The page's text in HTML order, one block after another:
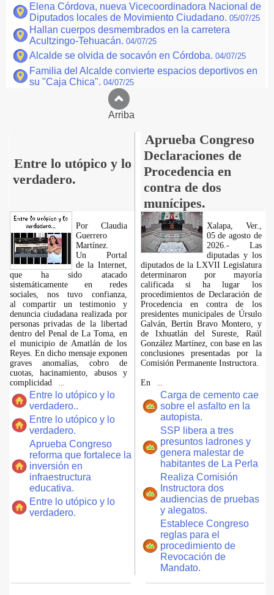
Elena Córdova, nueva Vicecoordinadora Nacional de
Diputados locales de Movimiento Ciudadano. 05/07/25
Hallan cuerpos desmembrados en la carretera
Acultzingo-Tehuacán. 04/07/25
Alcalde se olvida de socavón en Córdoba. 04/07/25
Familia del Alcalde convierte espacios deportivos en
su "Caja Chica". 04/07/25
Arriba
Entre lo utópico y lo
verdadero.
Aprueba Congreso
Declaraciones de
Procedencia en
contra de dos
munícipes.
Por Claudia
Guerrero
Martínez.
​Un Portal
de la Internet,
que ha sido atacado
sistemáticamente en redes
sociales, nos tuvo confianza,
al compartir un testimonio y
denuncia ciudadana realizada por
personas privadas de la libertad
dentro del Penal de La Toma, en
el municipio de Amatlán de los
Reyes. En dicho mensaje exponen
graves anomalías, cobro de
cuotas, hacinamiento, abusos y
complicidad
Entre lo utópico y lo
verdadero..
Entre lo utópico y lo
verdadero.
Aprueba Congreso
reforma que fortalece la
inversión en
infraestructura
educativa.
Entre lo utópico y lo
verdadero.
Xalapa, Ver.,
05 de agosto de
2026.- Las
diputadas y los
diputados de la LXVII Legislatura
determinaron por mayoría
calificada si ha lugar los
procedimientos de Declaración de
Procedencia en contra de los
presidentes municipales de Úrsulo
Galván, Bertín Bravo Montero, y
de Ixhuatlán del Sureste, Raúl
González Martínez, con base en las
conclusiones presentadas por la
Comisión Permanente Instructora.
En
Carga de cemento cae
sobre el asfalto en la
autopista.
SSP libera a tres
presuntos ladrones y
genera malestar de
habitantes de La Perla
Realiza Comisión
Instructora dos
audiencias de pruebas
y alegatos.
Establece Congreso
reglas para el
procedimiento de
Revocación de
Mandato.